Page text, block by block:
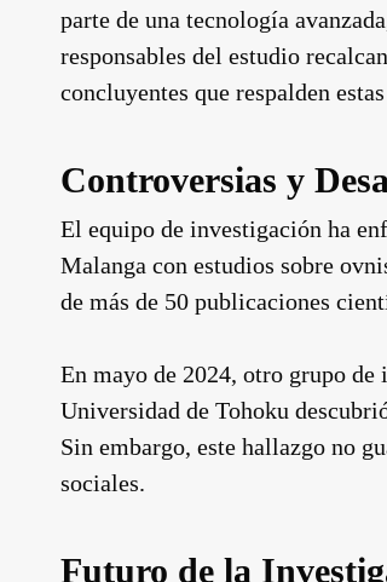
parte de una tecnología
responsables del estudio
concluyentes que respalden
Controversias y
El equipo de investigación ha
Malanga con estudios sobre
de más de 50 publicaciones
En mayo de 2024, otro grupo
Universidad de Tohoku
Sin embargo, este hallazgo no
sociales.
Futuro de la